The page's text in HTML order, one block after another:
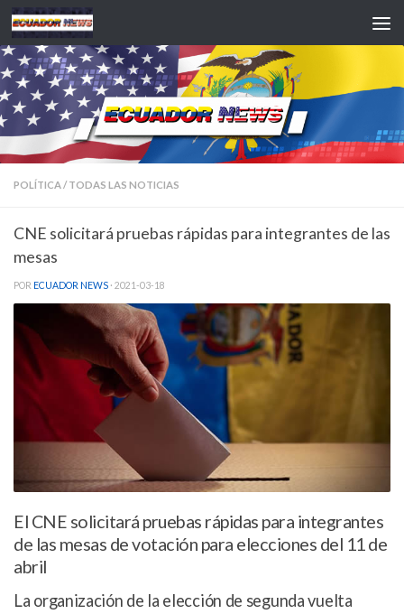
Saltar al contenido
POLÍTICA/ TODAS LAS NOTICIAS
CNE solicitará pruebas rápidas para integrantes de las
mesas
POR ECUADOR NEWS · 2021-03-18
El CNE solicitará pruebas rápidas para integrantes
de las mesas de votación para elecciones del 11 de
abril
La organización de la elección de segunda vuelta